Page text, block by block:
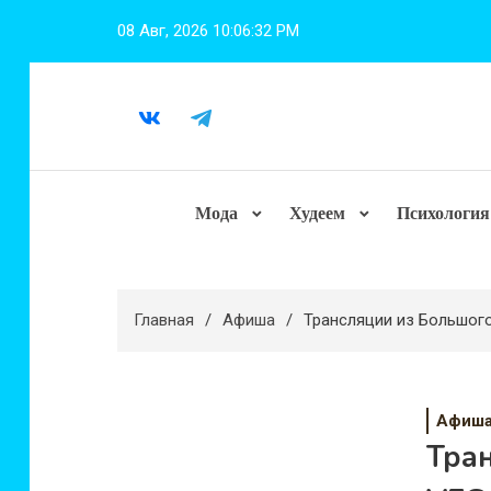
08 Авг, 2026 10:06:33 PM
Мода Худеем Психология
Главная Афиша Трансляции из